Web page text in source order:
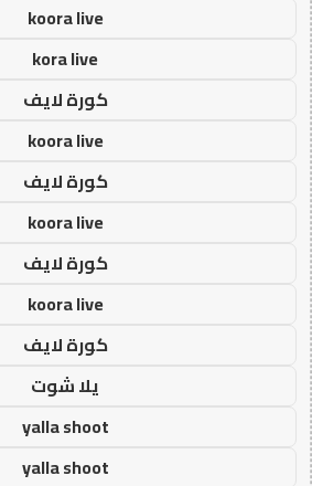
koora live
kora live
كورة لايف
koora live
كورة لايف
koora live
كورة لايف
koora live
كورة لايف
يلا شوت
yalla shoot
yalla shoot